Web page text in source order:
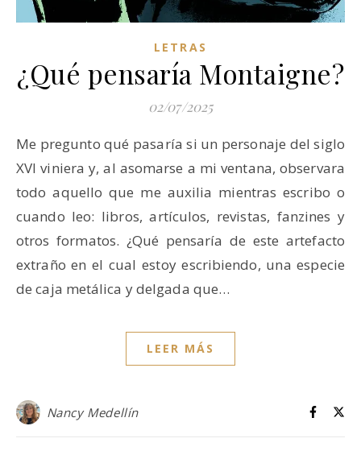
LETRAS
¿Qué pensaría Montaigne?
02/07/2025
Me pregunto qué pasaría si un personaje del siglo
XVI viniera y, al asomarse a mi ventana, observara
todo aquello que me auxilia mientras escribo o
cuando leo: libros, artículos, revistas, fanzines y
otros formatos. ¿Qué pensaría de este artefacto
extraño en el cual estoy escribiendo, una especie
de caja metálica y delgada que…
LEER MÁS
Nancy Medellín